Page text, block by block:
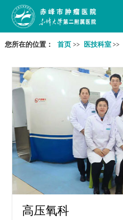
您所在的位置： 首页 >> 医技科室 >>
高压氧科